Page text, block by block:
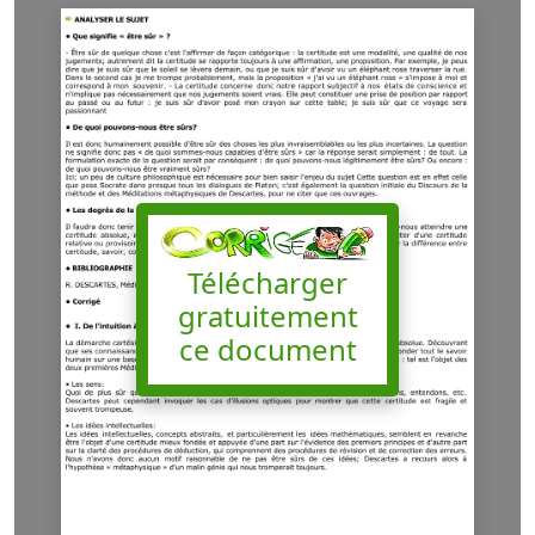
Télécharger
gratuitement
ce document